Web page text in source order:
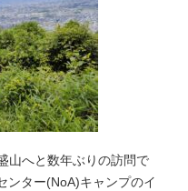
山へと数年ぶりの訪問で
ンター(NoA)キャンプのイ